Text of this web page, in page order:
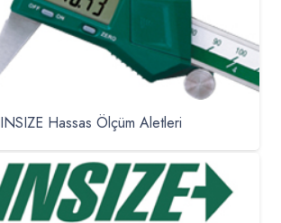
INSIZE Hassas Ölçüm Aletleri